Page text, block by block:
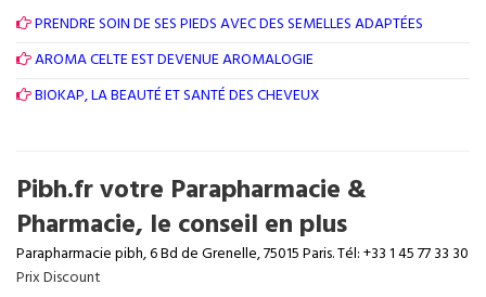
PRENDRE SOIN DE SES PIEDS AVEC DES SEMELLES ADAPTÉES
AROMA CELTE EST DEVENUE AROMALOGIE
BIOKAP, LA BEAUTÉ ET SANTÉ DES CHEVEUX
Pibh.fr votre Parapharmacie &
Pharmacie, le conseil en plus
Parapharmacie pibh, 6 Bd de Grenelle, 75015 Paris. Tél: +33 1 45 77 33 30
Prix Discount